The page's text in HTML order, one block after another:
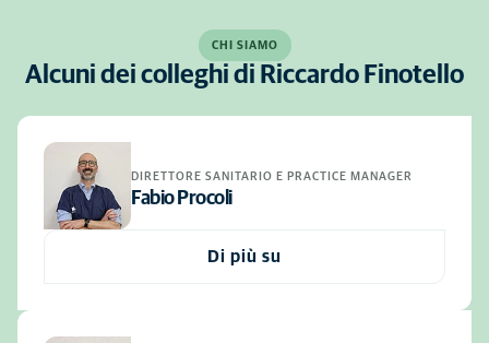
CHI SIAMO
Alcuni dei colleghi di Riccardo Finotello
DIRETTORE SANITARIO E PRACTICE MANAGER
Fabio Procoli
Di più su